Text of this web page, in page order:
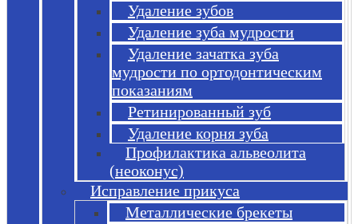
Удаление зубов
Удаление зуба мудрости
Удаление зачатка зуба
мудрости по ортодонтическим
показаниям
Ретинированный зуб
Удаление корня зуба
Профилактика альвеолита
(неоконус)
Исправление прикуса
Металлические брекеты